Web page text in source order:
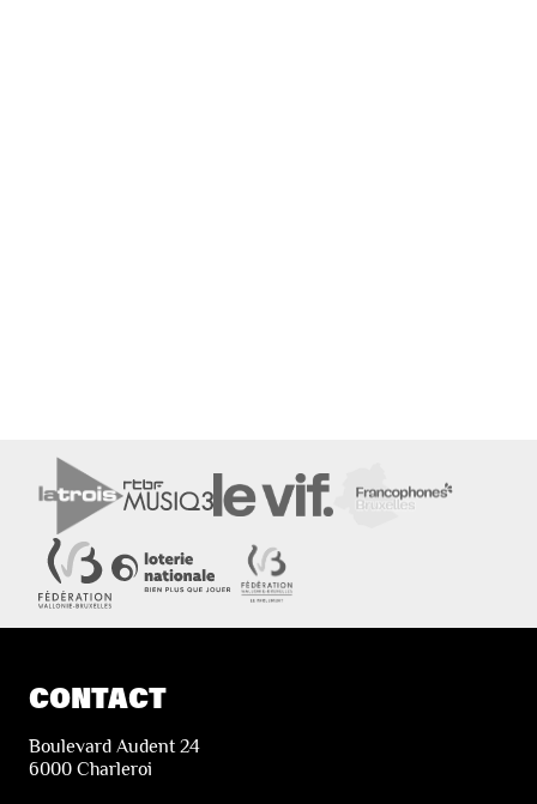
CONTACT
Boulevard Audent 24
6000 Charleroi